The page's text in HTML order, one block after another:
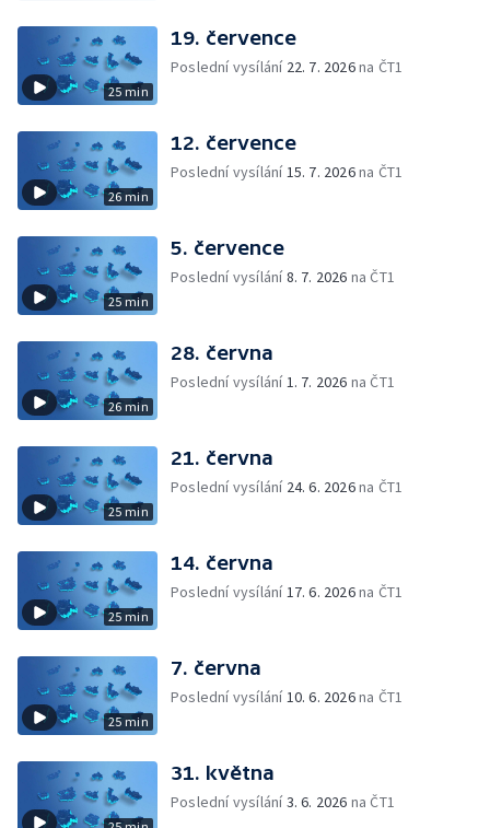
25 min
19. července
Poslední vysílání 22. 7. 2026na ČT1
26 min
12. července
Poslední vysílání15. 7. 2026na ČT1
25 min
5. července
Poslední vysílání8. 7. 2026 na ČT1
26 min
28. června
Poslední vysílání1. 7. 2026 na ČT1
25 min
21. června
Poslední vysílání 24. 6. 2026na ČT1
25 min
14. června
Poslední vysílání17. 6. 2026na ČT1
25 min
7. června
Poslední vysílání10. 6. 2026na ČT1
31. května
Poslední vysílání3. 6. 2026 na ČT1